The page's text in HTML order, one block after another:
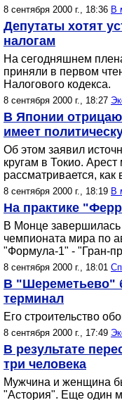
8 сентября 2000 г., 18:36 В
Депутаты хотят
налогам
На сегодняшнем
приняли в первом
Налогового кодекса.
8 сентября 2000 г., 18:27
В Японии
имеет
Об этом заявил
кругам в Токио.
рассматривается,
8 сентября 2000 г., 18:19 В
На практике
В Монце завершилась
чемпионата мира по
"Формула-1" - "Гран-
8 сентября 2000 г., 18:01
В "Шереметьево"
терминал
Его строительство
8 сентября 2000 г., 17:49
В результате
три человека
Мужчина и женщина
"Астория". Еще один